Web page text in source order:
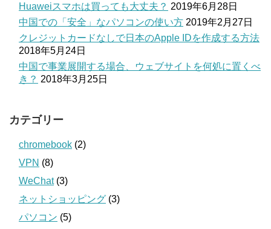
Huaweiスマホは買っても大丈夫？ 2019年6月28日
中国での「安全」なパソコンの使い方 2019年2月27日
クレジットカードなしで日本のApple IDを作成する方法
2018年5月24日
中国で事業展開する場合、ウェブサイトを何処に置くべ
き？ 2018年3月25日
カテゴリー
chromebook (2)
VPN (8)
WeChat(3)
ネットショッピング (3)
パソコン (5)